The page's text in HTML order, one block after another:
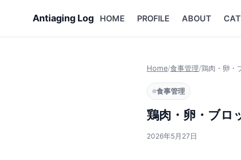
Antiaging Log HOME PROFILE ABOUT
Home/食事管理/鶏肉・卵・
食事管理
鶏肉・卵・ブロ
2026年5月27日